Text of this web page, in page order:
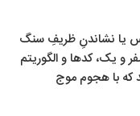
یا نشاندنِ ظریفِ سنگ
و یک، کدها و الگوریتم
که با هجوم موج